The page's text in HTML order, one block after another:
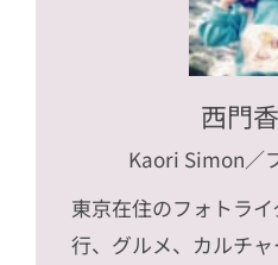
西門
Kaori Simon／
東京在住のフォトラ
行、グルメ、カルチ